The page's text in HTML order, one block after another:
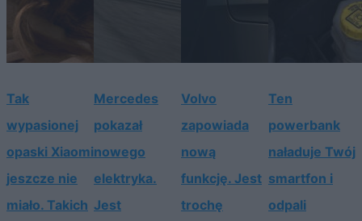
Tak
wypasionej
opaski Xiaomi
jeszcze nie
miało. Takich
Mercedes
pokazał
nowego
elektryka.
Jest
Volvo
zapowiada
nową
funkcję. Jest
trochę
Ten
powerbank
naładuje Twój
smartfon i
odpali